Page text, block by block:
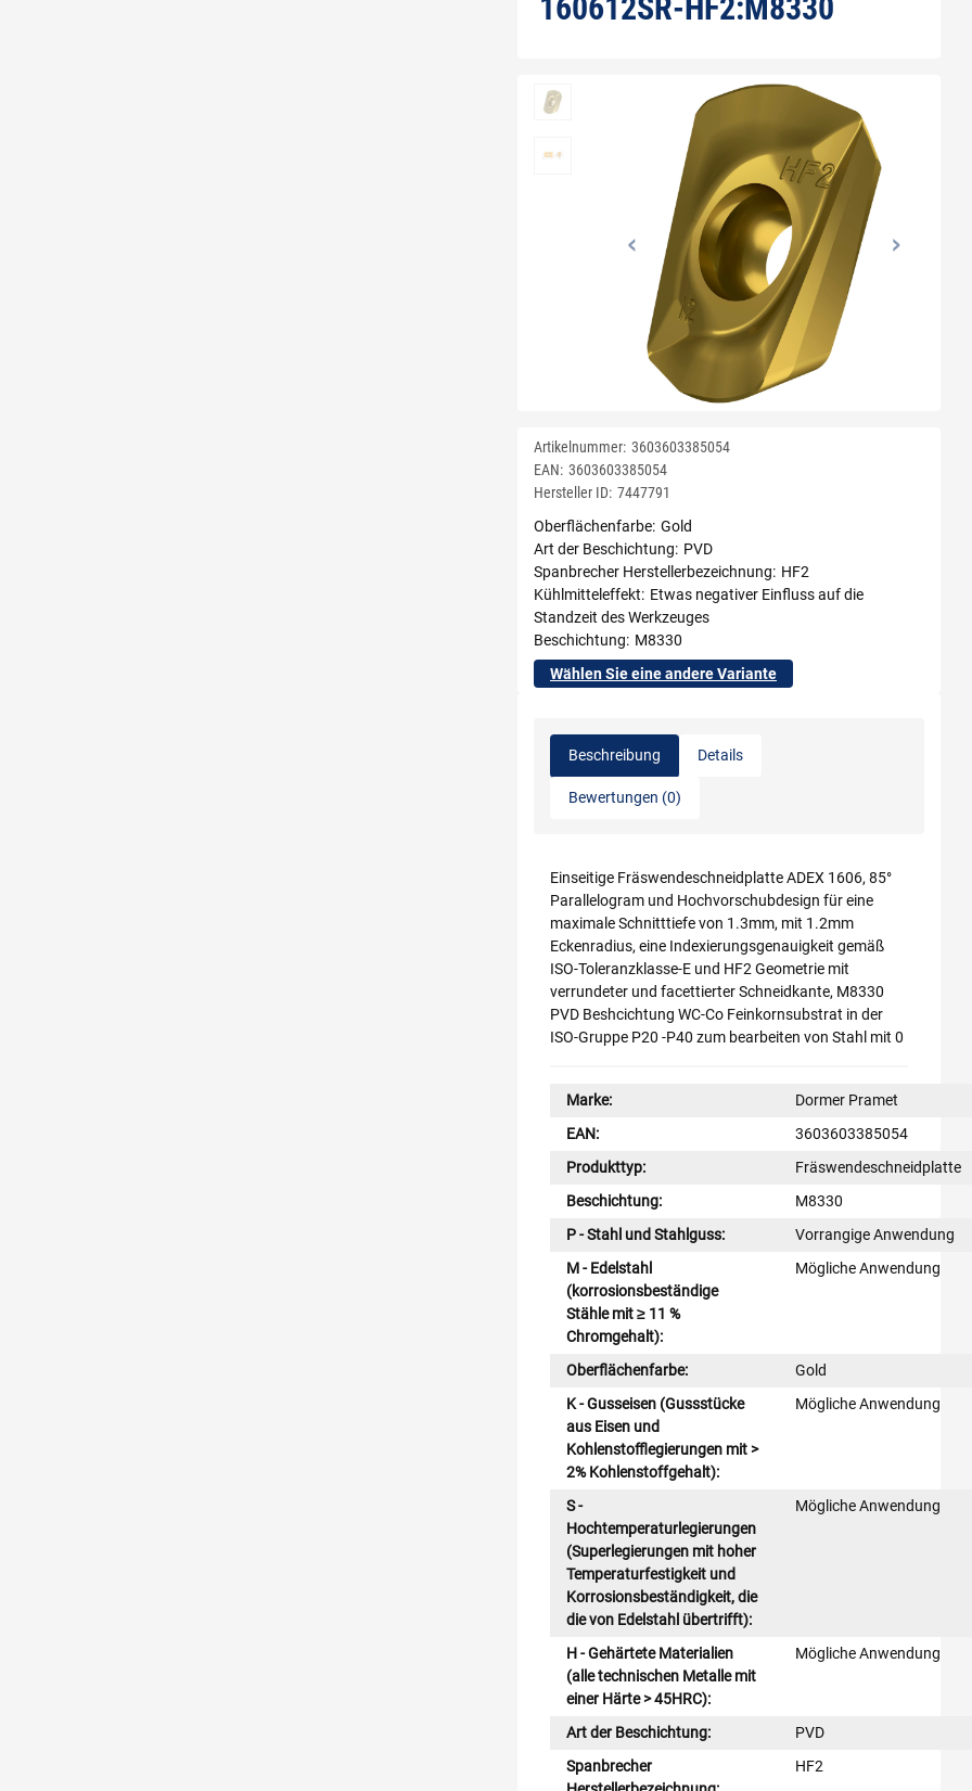
160612SR-HF2:M8330
Artikelnummer: 3603603385054
EAN: 3603603385054
Hersteller ID: 7447791
Oberflächenfarbe Gold
Art der Beschichtung
PVD
Spanbrecher Herstellerbezeichnung
HF2
Kühlmitteleffekt
Etwas negativer Einfluss auf die
Standzeit des Werkzeuges
Beschichtung
M8330
Wählen Sie eine andere Variante
Beschreibung Details
Bewertungen (0)
Einseitige Fräswendeschneidplatte ADEX 1606, 85°
Parallelogram und Hochvorschubdesign für eine
maximale Schnitttiefe von 1.3mm, mit 1.2mm
Eckenradius, eine Indexierungsgenauigkeit gemäß
ISO-Toleranzklasse-E und HF2 Geometrie mit
verrundeter und facettierter Schneidkante, M8330
PVD Beshcichtung WC-Co Feinkornsubstrat in der
ISO-Gruppe P20 -P40 zum bearbeiten von Stahl mit 0
Marke:
Dormer Pramet
EAN:
3603603385054
Produkttyp:
Fräswendeschneidplatte
Beschichtung:
M8330
P - Stahl und Stahlguss:
Vorrangige Anwendung
M - Edelstahl
(korrosionsbeständige
Stähle mit ≥ 11 %
Chromgehalt):
Mögliche Anwendung
Oberflächenfarbe:
Gold
K - Gusseisen (Gussstücke
aus Eisen und
Kohlenstofflegierungen mit >
2% Kohlenstoffgehalt):
Mögliche Anwendung
S -
Hochtemperaturlegierungen
(Superlegierungen mit hoher
Temperaturfestigkeit und
Korrosionsbeständigkeit, die
die von Edelstahl übertrifft):
Mögliche Anwendung
H - Gehärtete Materialien
(alle technischen Metalle mit
einer Härte > 45HRC):
Mögliche Anwendung
Art der Beschichtung:
PVD
Spanbrecher
HF2